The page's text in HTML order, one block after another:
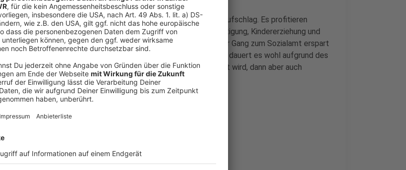
Rund1,3 Millionen Bürger mit kleiner Rentebekommen einen Aufschlag. Es profitieren
diejenigen, die mindestens 33 Jahre Rentenbeiträge aus Beschäftigung, Kindererziehung und
Pflegetätigkeit aufweisen. Ihre Lebensleistung soll anerkannt, der Gang zum Sozialamt erspart
werden. Im Schnitt gibt es einen Zuschlag von 75 Euro. Allerdings dauert es wohl aufgrund des
Verwaltungsaufwands einige Monate, bis der Zuschlag ausgezahlt wird, dann aber auch
rückwirkend.
Anzeige
Mindestlohn
Anzeige